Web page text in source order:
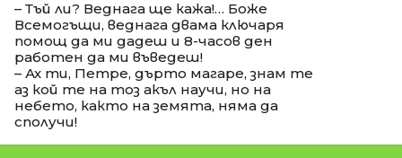
– Тъй ли? Веднага ще кажа!… Боже
Всемогъщи, веднага двама ключаря
помощ да ми дадеш и 8-часов ден
работен да ми въведеш!
– Ах ти, Петре, дърто магаре, знам те
аз кой те на тоз акъл научи, но на
небето, както на земята, няма да
сполучи!